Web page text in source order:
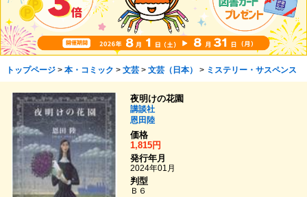
トップページ> 本・コミック > 文芸> 文芸（日本） > ミステリー・サスペンス
夜明けの花園
講談社
恩田陸
価格
1,815円
発行年月
2024年01月
判型
Ｂ６